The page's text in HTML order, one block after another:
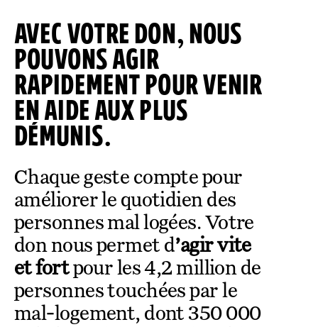
NOS FONDATIONS ABRITÉES
NOS ÉVÉNEMENTS
NOUS REJOINDRE
SOUTENIR L’ENGAGEMENT DES HABITANTS
DÉFENDRE L’ACCÈS AUX DROITS
DONNER LES MOYENS D’AGIR
RAPPORTS SUR L’ÉTAT DU MAL-LOGEMENT
FAIRE UN DON IFI
PARTENARIATS ENTREPRISES
RÉDUCTIONS FISCALES
AVEC VOTRE DON, NOUS
POUVONS AGIR
RAPIDEMENT POUR VENIR
EN AIDE AUX PLUS
DÉMUNIS.
Chaque geste compte pour
améliorer le quotidien des
personnes mal logées. Votre
don nous permet d’agir vite
et fortpour les 4,2 million de
personnes touchées par le
mal-logement, dont 350 000